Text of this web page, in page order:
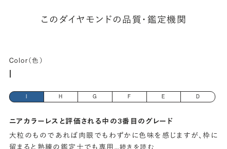
このダイヤモンドの品質・鑑定機関
Color（色）
H G F E D
ニアカラーレスと評価される中の3番目のグレード
大粒のものであれば肉眼でもわずかに色味を感じますが、枠に
留まると熟練の鑑定士でも専用 …続きを読む